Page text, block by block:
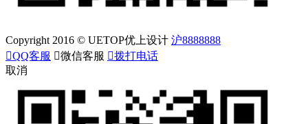
Copyright 2016 © UETOP优上设计 沪8888888
QQ客服 微信客服 拨打电话
取消